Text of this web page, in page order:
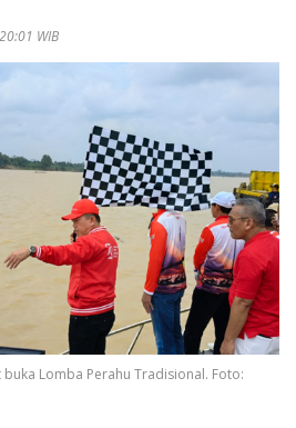
WIB
Lomba Perahu Tradisional. Foto: